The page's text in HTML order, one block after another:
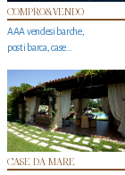
COMPRO&VENDO
AAA vendesi barche,
posti barca, case…
CASE DA MARE